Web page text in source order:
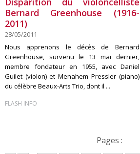
Bernard Greenhouse (1916-
2011)
28/05/2011
Nous apprenons le décès de Bernard
Greenhouse, survenu le 13 mai dernier,
membre fondateur en 1955, avec Daniel
Guilet (violon) et Menahem Pressler (piano)
du célèbre Beaux-Arts Trio, dont il ...
FLASH INFO
Pages :